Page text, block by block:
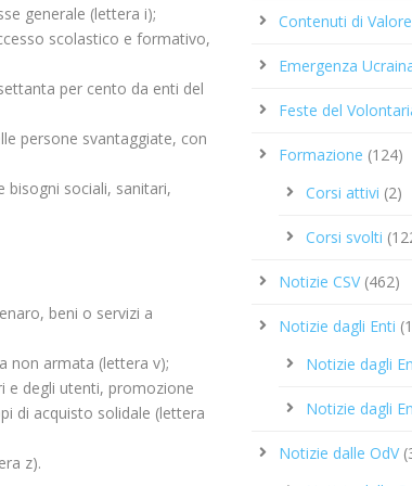
generale (lettera i);
scolastico e formativo,
per cento da enti del
persone svantaggiate, con
sociali, sanitari,
beni o servizi a
non armata (lettera v);
e degli utenti, promozione
di acquisto solidale (lettera
z).
Contenuti di Valore
Emergenza
Feste del
Formazione (124)
Corsi attivi (2)
Corsi svolti
Notizie CSV(462)
Notizie dagli Enti
Notizie dagli
Notizie dagli
Notizie dalle OdV